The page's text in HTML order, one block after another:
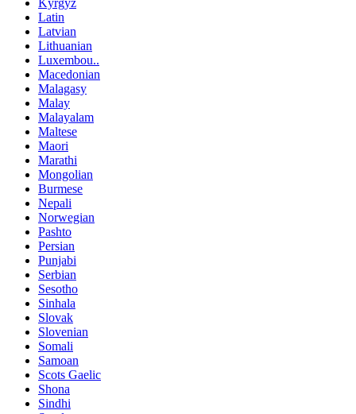
Latin
Latvian
Lithuanian
Luxembou..
Macedonian
Malagasy
Malay
Malayalam
Maltese
Maori
Marathi
Mongolian
Burmese
Nepali
Norwegian
Pashto
Persian
Punjabi
Serbian
Sesotho
Sinhala
Slovak
Slovenian
Somali
Samoan
Scots Gaelic
Shona
Sindhi